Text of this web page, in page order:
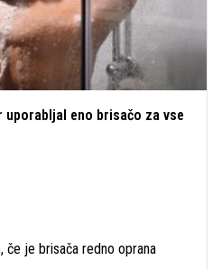
eno brisačo za vse
če je brisača redno oprana